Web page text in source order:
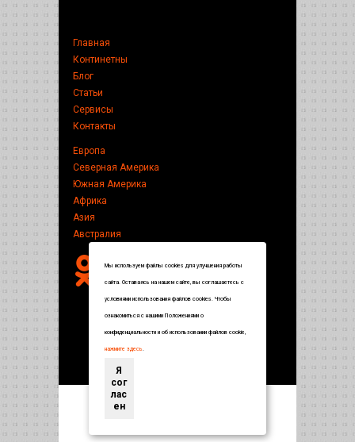
Главная
Континетны
Блог
Статьи
Сервисы
Контакты
Европа
Северная Америка
Южная Америка
Африка
Азия
Австралия
Энциклопедия по странам и городам
Мы используем файлы cookies для улучшения работы
сайта. Оставаясь на нашем сайте, вы соглашаетесь с
условиями использования файлов cookies. Чтобы
ознакомиться с нашими Положениями о
конфиденциальности и об использовании файлов cookie,
нажмите здесь.
Я
сог
лас
ен